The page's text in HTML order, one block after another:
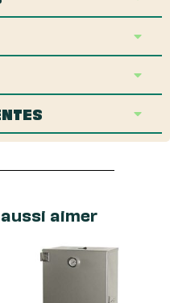
aimer